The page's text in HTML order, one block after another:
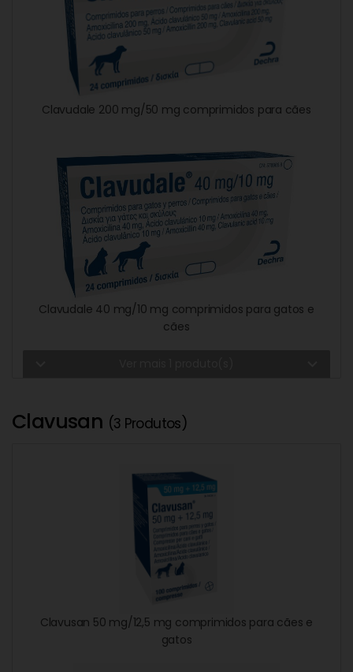
Clavudale 200 mg/50 mg comprimidos para cães
Clavudale 40 mg/10 mg comprimidos para gatos e
cães
Clavusan (3 Produtos)
Clavusan 50 mg/12,5 mg comprimidos para cães e
gatos